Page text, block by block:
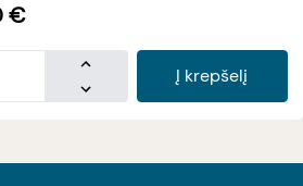
€
Į krepšelį